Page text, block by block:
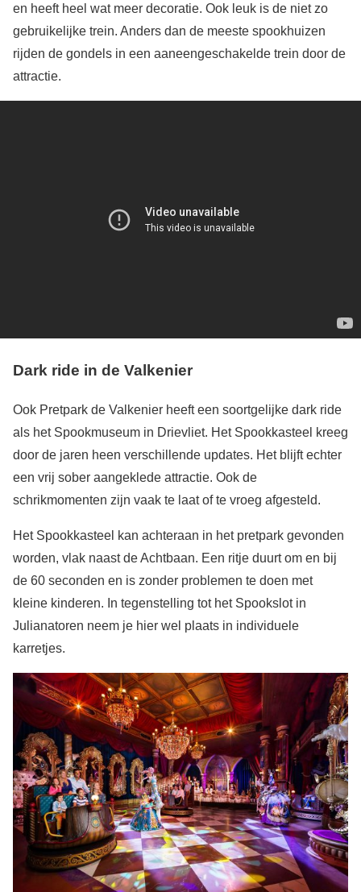
en heeft heel wat meer decoratie. Ook leuk is de niet zo
gebruikelijke trein. Anders dan de meeste spookhuizen
rijden de gondels in een aaneengeschakelde trein door de
attractie.
Dark ride in de Valkenier
Ook Pretpark de Valkenier heeft een soortgelijke dark ride
als het Spookmuseum in Drievliet. Het Spookkasteel kreeg
door de jaren heen verschillende updates. Het blijft echter
een vrij sober aangeklede attractie. Ook de
schrikmomenten zijn vaak te laat of te vroeg afgesteld.
Het Spookkasteel kan achteraan in het pretpark gevonden
worden, vlak naast de Achtbaan. Een ritje duurt om en bij
de 60 seconden en is zonder problemen te doen met
kleine kinderen. In tegenstelling tot het Spookslot in
Julianatoren neem je hier wel plaats in individuele
karretjes.